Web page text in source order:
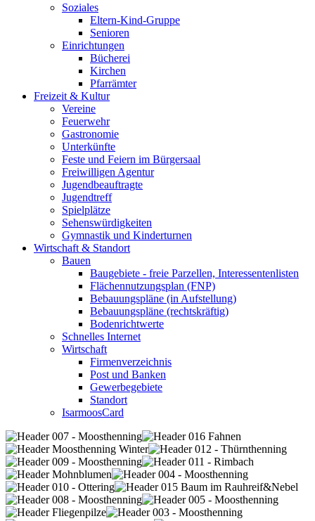
Soziales
Eltern-Kind-Gruppe
Senioren
Einrichtungen
Bücherei
Kirchen
Pfarrämter
Freizeit & Kultur
Vereine
Feuerwehr
Gastronomie
Unterkünfte
Feste und Feiern im Bürgersaal
Freiwilligen Agentur
Jugendbeauftragte
Jugendtreff
Spielplätze
Sehenswürdigkeiten
Gymnastik und Kinderturnen
Wirtschaft & Standort
Bauen
Baugebiete - freie Parzellen, Interessentenlisten
Flächennutzungsplan (FNP)
Bebauungspläne (in Aufstellung)
Bebauungspläne (rechtskräftig)
Bodenrichtwerte
Schnelles Internet
Wirtschaft
Firmenverzeichnis
Post und Banken
Gewerbegebiete
Standort
IsarmoosCard